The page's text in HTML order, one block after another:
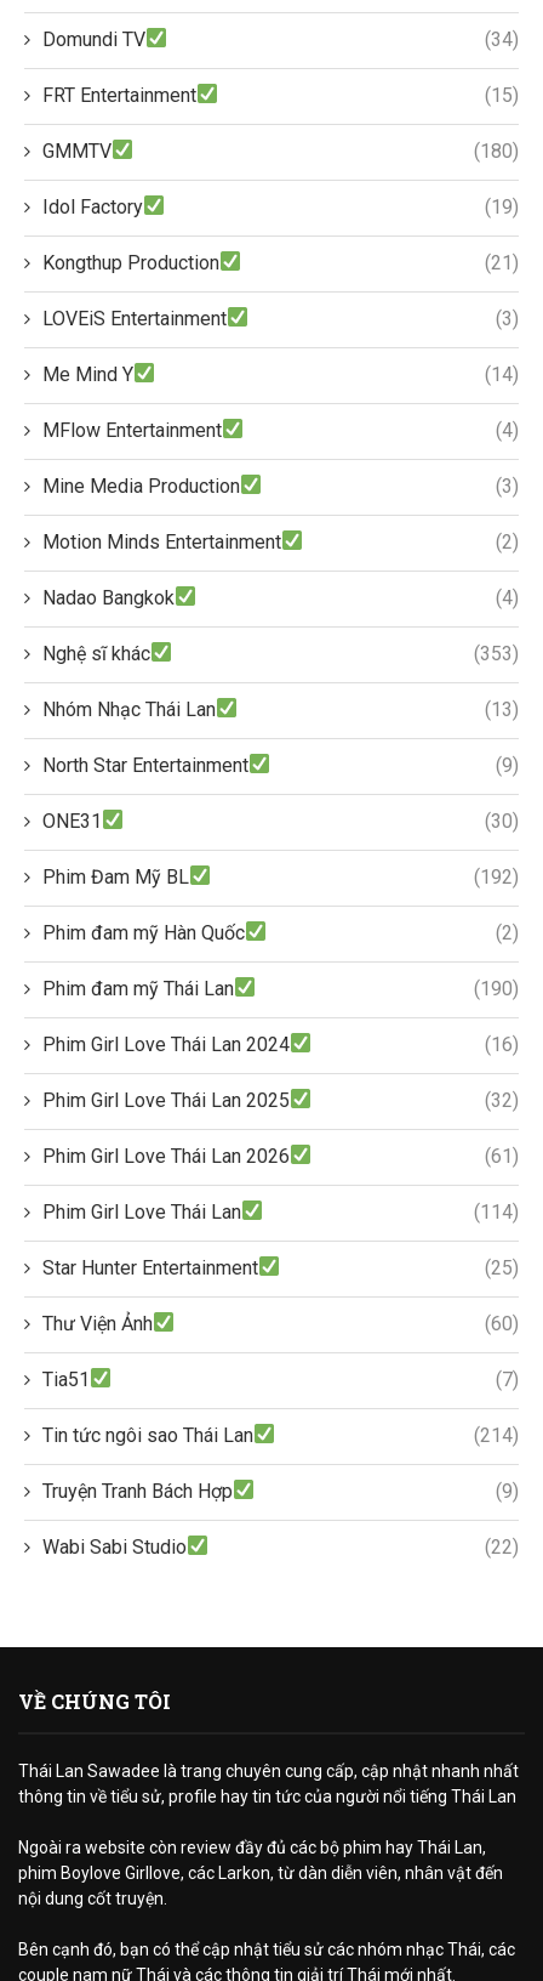
Domundi TV (34)
FRT Entertainment (15)
GMMTV (180)
Idol Factory (19)
Kongthup Production (21)
LOVEiS Entertainment (3)
Me Mind Y (14)
MFlow Entertainment (4)
Mine Media Production (3)
Motion Minds Entertainment (2)
Nadao Bangkok (4)
Nghệ sĩ khác (353)
Nhóm Nhạc Thái Lan (13)
North Star Entertainment (9)
ONE31 (30)
Phim Đam Mỹ BL (192)
Phim đam mỹ Hàn Quốc (2)
Phim đam mỹ Thái Lan (190)
Phim Girl Love Thái Lan 2024 (16)
Phim Girl Love Thái Lan 2025 (32)
Phim Girl Love Thái Lan 2026 (61)
Phim Girl Love Thái Lan (114)
Star Hunter Entertainment (25)
Thư Viện Ảnh (60)
Tia51 (7)
Tin tức ngôi sao Thái Lan (214)
Truyện Tranh Bách Hợp (9)
Wabi Sabi Studio (22)
VỀ CHÚNG TÔI
Thái Lan Sawadee là trang chuyên cung cấp, cập nhật nhanh nhất
thông tin về tiểu sử, profile hay tin tức của người nổi tiếng Thái Lan
Ngoài ra website còn review đầy đủ các bộ phim hay Thái Lan,
phim Boylove Girllove, các Larkon, từ dàn diễn viên, nhân vật đến
nội dung cốt truyện.
Bên cạnh đó, bạn có thể cập nhật tiểu sử các nhóm nhạc Thái, các
couple nam nữ Thái và các thông tin giải trí Thái mới nhất.